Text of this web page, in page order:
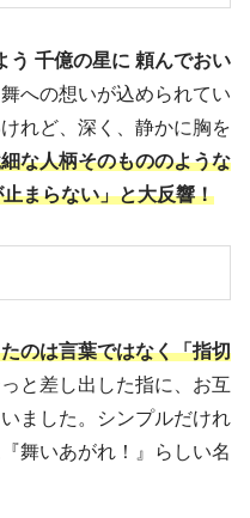
う 千億の星に 頼んでおい
への想いが込められてい
れど、深く、静かに胸を
な人柄そのもののような
まらない」と大反響！
のは言葉ではなく「指切
と差し出した指に、お互
ました。シンプルだけれ
舞いあがれ！』らしい名